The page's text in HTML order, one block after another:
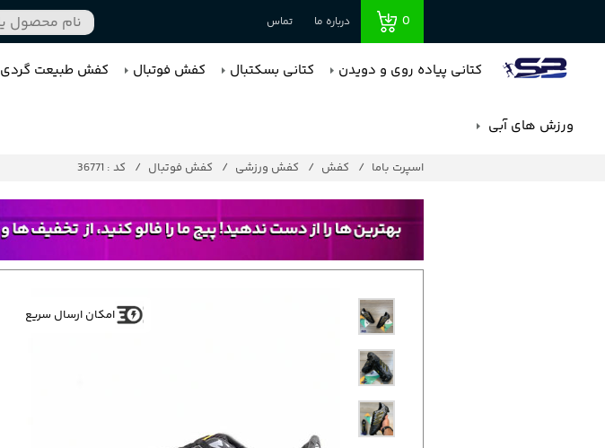
0 درباره ما تماس
کتانی پیاده روی و دویدن کتانی بسکتبال کفش فوتبال کفش طبیعت گردی
ورزش های آبی
اسپرت باما کفش کفش ورزشی کفش فوتبال کد : 36771
امکان ارسال سریع